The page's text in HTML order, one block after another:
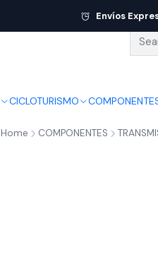
CICLOTURISMO
Envíos
Home COMPONENTES